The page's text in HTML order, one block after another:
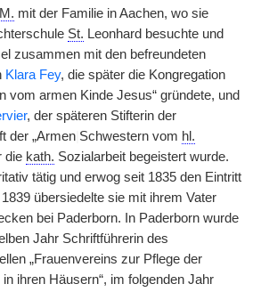
M. mit der Familie in Aachen, wo sie
St. Leonhard besuchte und
zusammen mit den befreundeten
Klara Fey, die später die Kongregation
vom armen Kinde Jesus“ gründete, und
, der späteren Stifterin der
der „Armen Schwestern vom hl.
die kath. Sozialarbeit begeistert wurde.
tätig und erwog seit 1835 den Eintritt
übersiedelte sie mit ihrem Vater
bei Paderborn. In Paderborn wurde
Jahr Schriftführerin des
„Frauenvereins zur Pflege der
ihren Häusern“, im folgenden Jahr